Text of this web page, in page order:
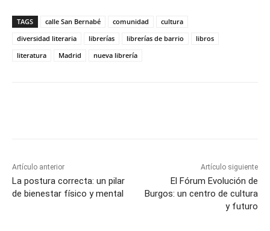
TAGS calle San Bernabé comunidad
cultura
diversidad literaria
librerías librerías de barrio
libros
literatura
Madrid nueva librería
Artículo anterior
La postura correcta: un pilar
de bienestar físico y mental
Artículo siguiente
El Fórum Evolución de
Burgos: un centro de cultura
y futuro